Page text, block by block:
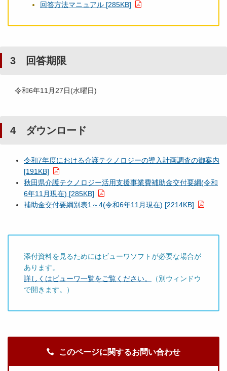
回答方法マニュアル [285KB]
3 回答期限
令和6年11月27日(水曜日)
4 ダウンロード
令和7年度における介護テクノロジーの導入計画調査の御案内
[191KB]
秋田県介護テクノロジー活用支援事業費補助金交付要綱(令和
6年11月現在) [285KB]
補助金交付要綱別表1～4(令和6年11月現在) [2214KB]
添付資料を見るためにはビューワソフトが必要な場合が
あります。
詳しくはビューワ一覧をご覧ください。
（別ウィンドウ
で開きます。）
このページに関するお問い合わせ